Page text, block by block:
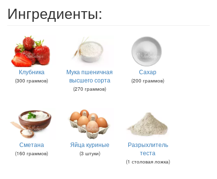
Ингредиенты:
Клубника
(300 граммов)
Мука пшеничная
высшего сорта
(270 граммов)
Сахар
(200 граммов)
Сметана
(160 граммов)
Яйца куриные
(3 штуки)
Разрыхлитель
теста
(1 столовая ложка)